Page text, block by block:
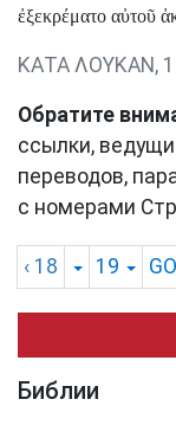
ἐξεκρέματο αὐτοῦ
ΚΑΤΑ ΛΟΥΚΑΝ,
Обратите
ссылки,
переводов,
с номерами
‹ 18 19
Библии